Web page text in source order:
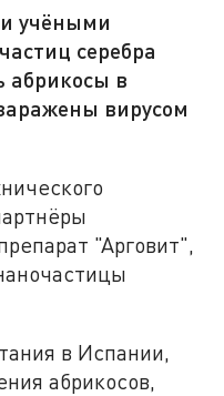
учёными
серебра
абрикосы в
вирусом
"Арговит",
в Испании,
абрикосов,